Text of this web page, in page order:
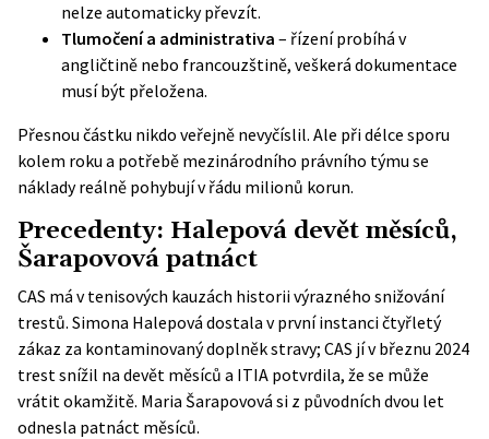
nelze automaticky převzít.
Tlumočení a administrativa – řízení probíhá v
angličtině nebo francouzštině, veškerá dokumentace
musí být přeložena.
Přesnou částku nikdo veřejně nevyčíslil. Ale při délce sporu
kolem roku a potřebě mezinárodního právního týmu se
náklady reálně pohybují v řádu milionů korun.
Precedenty: Halepová devět měsíců,
Šarapovová patnáct
CAS má v tenisových kauzách historii výrazného snižování
trestů. Simona Halepová dostala v první instanci čtyřletý
zákaz za kontaminovaný doplněk stravy; CAS jí v březnu 2024
trest snížil na devět měsíců a ITIA potvrdila, že se může
vrátit okamžitě. Maria Šarapovová si z původních dvou let
odnesla patnáct měsíců.